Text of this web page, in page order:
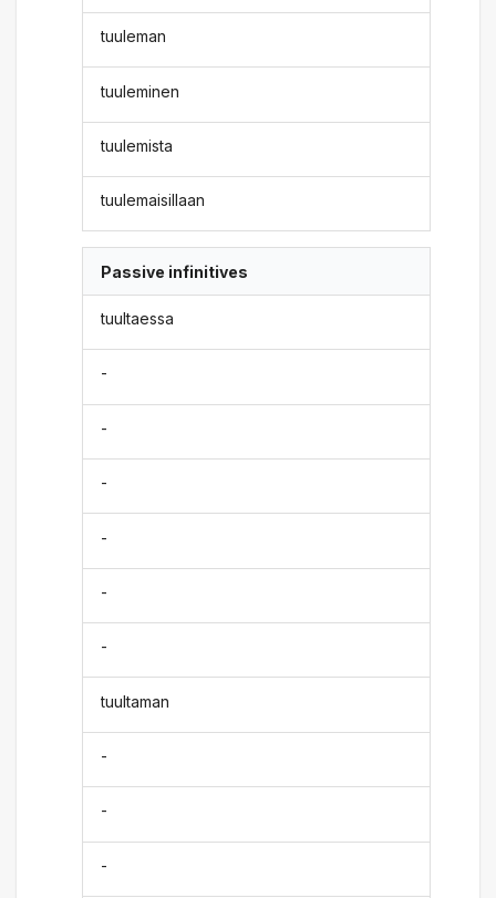
tuuleman
tuuleminen
tuulemista
tuulemaisillaan
Passive infinitives
tuultaessa
-
-
-
-
-
-
tuultaman
-
-
-